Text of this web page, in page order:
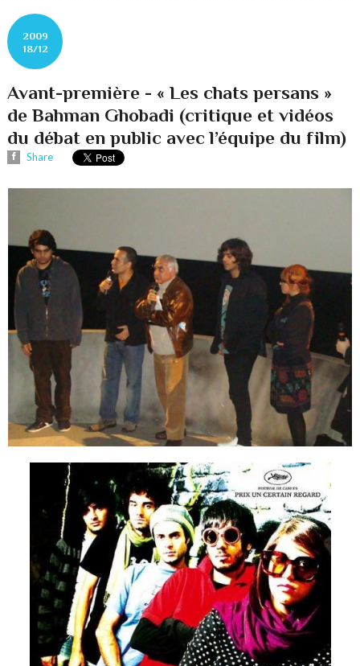
2009
18/12
Avant-première - « Les chats persans »
de Bahman Ghobadi (critique et vidéos
du débat en public avec l’équipe du film)
Share